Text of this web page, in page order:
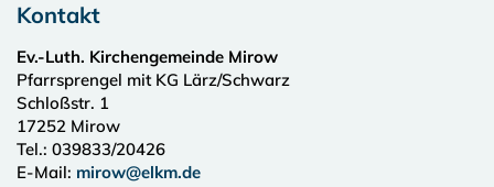
Kontakt
Ev.-Luth. Kirchengemeinde Mirow
Pfarrsprengel mit KG Lärz/Schwarz
Schloßstr. 1
17252 Mirow
Tel.: 039833/20426
E-Mail: mirow@elkm.de